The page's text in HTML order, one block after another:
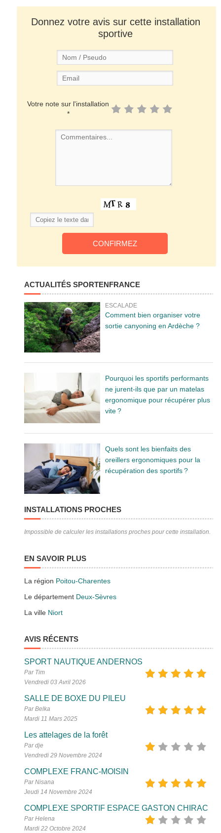
Donnez votre avis sur cette installation
sportive
Votre note sur l'installation
*
ACTUALITÉS SPORTENFRANCE
ESCALADE
Comment bien organiser votre
sortie canyoning en Ardèche ?
Pourquoi les sportifs performants
ne jurent-ils que par un matelas
ergonomique pour récupérer plus
vite ?
Quels sont les bienfaits des
oreillers ergonomiques pour la
récupération des sportifs ?
INSTALLATIONS PROCHES
Impossible de calculer les installations proches pour cette installation.
EN SAVOIR PLUS
La région Poitou-Charentes
Le département Deux-Sèvres
La ville Niort
AVIS RÉCENTS
SPORT NAUTIQUE ANDERNOS
Par Tim
Vendredi 03 Avril 2026
SALLE DE BOXE DU PILEU
Par Belka
Mardi 11 Mars 2025
Les attelages de la forêt
Par dje
Vendredi 29 Novembre 2024
COMPLEXE FRANC-MOISIN
Par Nisana
Jeudi 14 Novembre 2024
COMPLEXE SPORTIF ESPACE GASTON CHIRAC
Par Helena
Mardi 22 Octobre 2024